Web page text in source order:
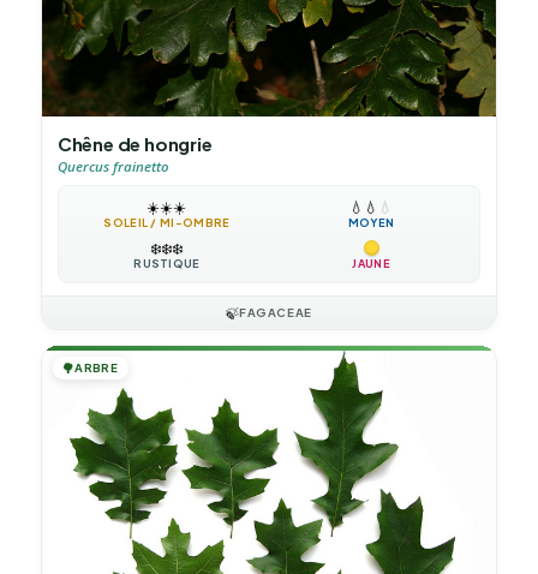
Chêne de hongrie
Quercus frainetto
☀️☀️☀️
SOLEIL / MI-OMBRE
💧 💧 💧
MOYEN
❄️❄️❄️
RUSTIQUE JAUNE
🍃FAGACEAE
🌳ARBRE